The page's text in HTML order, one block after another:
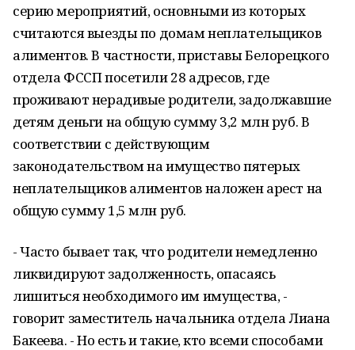
серию мероприятий, основными из которых
считаются выезды по домам неплательщиков
алиментов. В частности, приставы Белорецкого
отдела ФССП посетили 28 адресов, где
проживают нерадивые родители, задолжавшие
детям деньги на общую сумму 3,2 млн руб. В
соответствии с действующим
законодательством на имущество пятерых
неплательщиков алиментов наложен арест на
общую сумму 1,5 млн руб.
- Часто бывает так, что родители немедленно
ликвидируют задолженность, опасаясь
лишиться необходимого им имущества, -
говорит заместитель начальника отдела Лиана
Бакеева. - Но есть и такие, кто всеми способами